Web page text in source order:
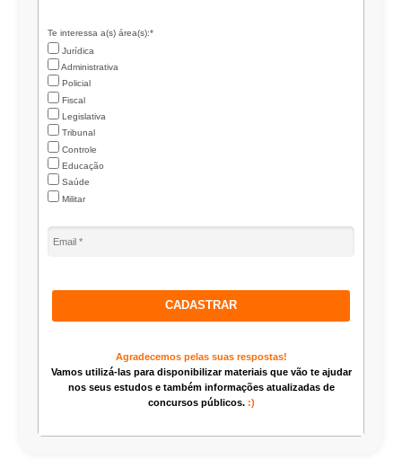
Te interessa a(s) área(s):*
Jurídica
Administrativa
Policial
Fiscal
Legislativa
Tribunal
Controle
Educação
Saúde
Militar
CADASTRAR
Agradecemos pelas suas respostas!
Vamos utilizá-las para disponibilizar materiais que vão te ajudar
nos seus estudos e também informações atualizadas de
concursos públicos. :)